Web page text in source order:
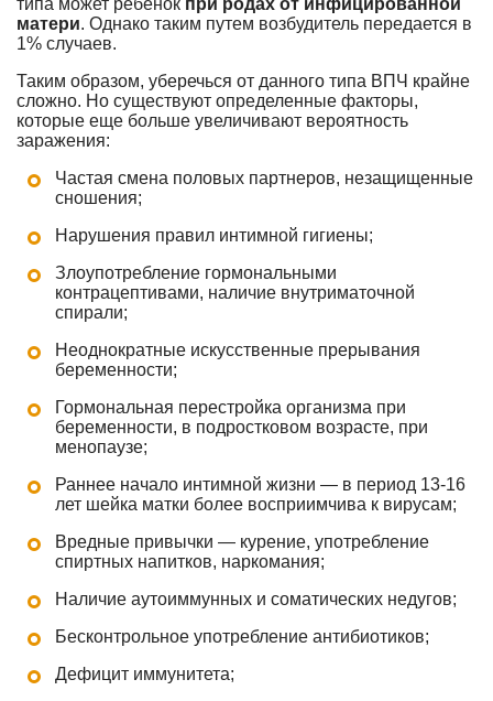
типа может ребенок при родах от инфицированной
матери. Однако таким путем возбудитель передается в
1% случаев.
Таким образом, уберечься от данного типа ВПЧ крайне
сложно. Но существуют определенные факторы,
которые еще больше увеличивают вероятность
заражения:
Частая смена половых партнеров, незащищенные
сношения;
Нарушения правил интимной гигиены;
Злоупотребление гормональными
контрацептивами, наличие внутриматочной
спирали;
Неоднократные искусственные прерывания
беременности;
Гормональная перестройка организма при
беременности, в подростковом возрасте, при
менопаузе;
Раннее начало интимной жизни — в период 13-16
лет шейка матки более восприимчива к вирусам;
Вредные привычки — курение, употребление
спиртных напитков, наркомания;
Наличие аутоиммунных и соматических недугов;
Бесконтрольное употребление антибиотиков;
Дефицит иммунитета;